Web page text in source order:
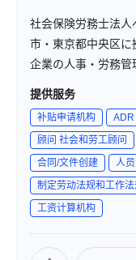
社会保険労務士法人
市・東京都中央区に
企業の人事・労務管
ベストパートナー」
イトをご参照くださ
提供服务
补贴申请机构
ADR
顾问 社会和劳工顾问
合同/文件创建
人
制定劳动法规和工作
工资计算机构